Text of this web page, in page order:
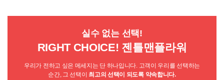
실수 없는 선택!
RIGHT CHOICE! 젠틀맨플라워
우리가 전하고 싶은 메세지는 단 하나입니다. 고객이 우리를 선택하는
순간, 그 선택이 최고의 선택이 되도록 약속합니다.